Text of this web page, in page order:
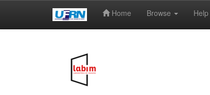
Home Browse Help